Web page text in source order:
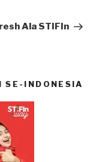
Ala STIFIn
SE-INDONESIA